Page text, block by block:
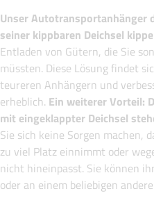
UnserAutotransportanhänger
seiner kippbaren Deichsel
Entladen von Gütern, die Sie
müssten. Diese Lösung findet
teureren Anhängern und
erheblich. Ein weiterer Vorteil:
mit eingeklappter Deichsel
Sie sich keine Sorgen machen,
zu viel Platz einnimmt oder
nicht hineinpasst. Sie können
oder an einem beliebigen